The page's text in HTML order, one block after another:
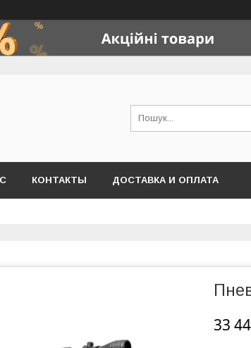
КОНТАКТЫ ДОСТАВКА И ОПЛАТА
33